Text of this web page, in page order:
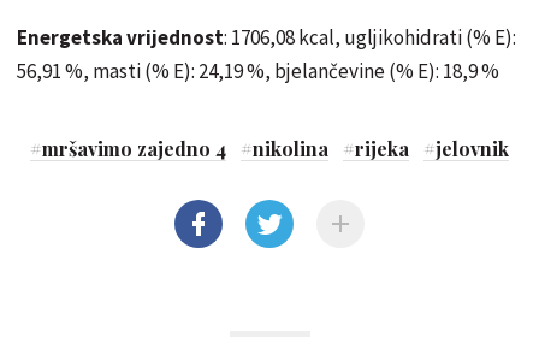
Energetska vrijednost: 1706,08 kcal, ugljikohidrati (% E):
56,91 %, masti (% E): 24,19 %, bjelančevine (% E): 18,9 %
#mršavimo zajedno 4 #nikolina #rijeka #jelovnik